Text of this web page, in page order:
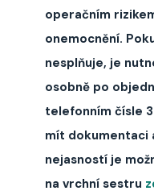
operačním
onemocnění.
nesplňuje, je
osobně po
telefonním čísle
mít dokumentaci
nejasností je
na vrchní sestru